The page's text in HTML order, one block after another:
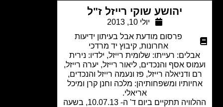
יהושע שוקי רייזל ז"ל
פרסום מודעת אבל בעיתון ידיעות
אחרונות,קיבוץ יד מרדכי
רעייתו: שלומית רייזל, ילדיו: נירית
אסף והנכדים, ליאור רייזל, יערה רייזל,
ודניאלה רייזל, פז ונעמה רייזל והנכדים,
ומשפחותיהן: מלכה וחנן קרן ומיכל
ההלוויה תתקיים ביום ד' ה- 10.07.13, בשעה